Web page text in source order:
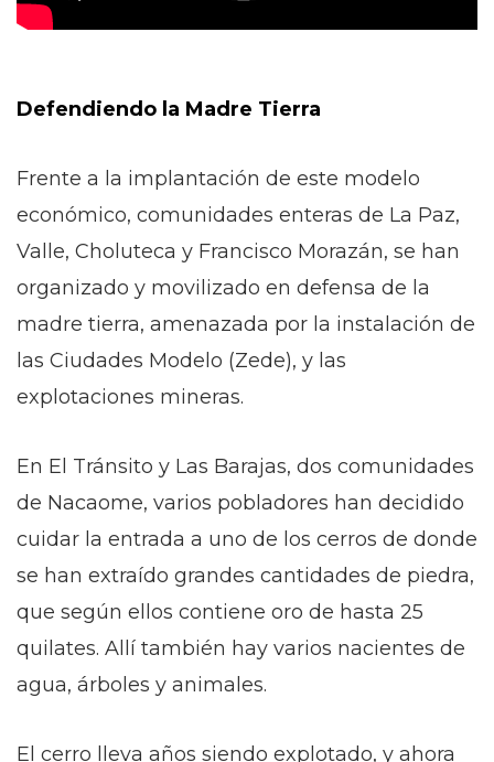
Defendiendo la Madre Tierra
Frente a la implantación de este modelo
económico, comunidades enteras de La Paz,
Valle, Choluteca y Francisco Morazán, se han
organizado y movilizado en defensa de la
madre tierra, amenazada por la instalación de
las Ciudades Modelo (Zede), y las
explotaciones mineras.
En El Tránsito y Las Barajas, dos comunidades
de Nacaome, varios pobladores han decidido
cuidar la entrada a uno de los cerros de donde
se han extraído grandes cantidades de piedra,
que según ellos contiene oro de hasta 25
quilates. Allí también hay varios nacientes de
agua, árboles y animales.
El cerro lleva años siendo explotado, y ahora